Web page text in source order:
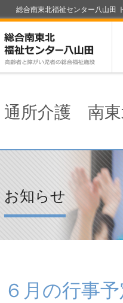
総合南東北福祉センター八山田
通所介護 南東
お知らせ
６月の行事予